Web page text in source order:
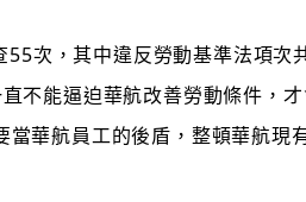
次，其中違反勞動基準法項
不能逼迫華航改善勞動條件，
華航員工的後盾，整頓華航現